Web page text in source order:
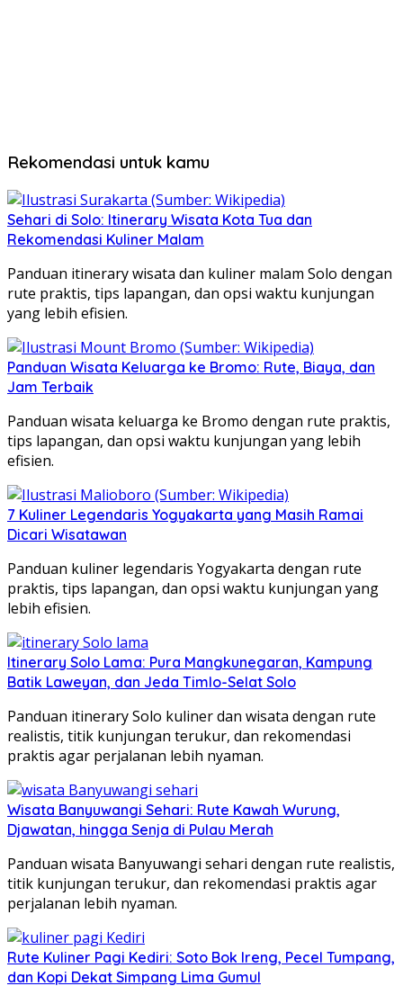
Rekomendasi untuk kamu
Sehari di Solo: Itinerary Wisata Kota Tua dan
Rekomendasi Kuliner Malam
Panduan itinerary wisata dan kuliner malam Solo dengan
rute praktis, tips lapangan, dan opsi waktu kunjungan
yang lebih efisien.
Panduan Wisata Keluarga ke Bromo: Rute, Biaya, dan
Jam Terbaik
Panduan wisata keluarga ke Bromo dengan rute praktis,
tips lapangan, dan opsi waktu kunjungan yang lebih
efisien.
7 Kuliner Legendaris Yogyakarta yang Masih Ramai
Dicari Wisatawan
Panduan kuliner legendaris Yogyakarta dengan rute
praktis, tips lapangan, dan opsi waktu kunjungan yang
lebih efisien.
Itinerary Solo Lama: Pura Mangkunegaran, Kampung
Batik Laweyan, dan Jeda Timlo-Selat Solo
Panduan itinerary Solo kuliner dan wisata dengan rute
realistis, titik kunjungan terukur, dan rekomendasi
praktis agar perjalanan lebih nyaman.
Wisata Banyuwangi Sehari: Rute Kawah Wurung,
Djawatan, hingga Senja di Pulau Merah
Panduan wisata Banyuwangi sehari dengan rute realistis,
titik kunjungan terukur, dan rekomendasi praktis agar
perjalanan lebih nyaman.
Rute Kuliner Pagi Kediri: Soto Bok Ireng, Pecel Tumpang,
dan Kopi Dekat Simpang Lima Gumul